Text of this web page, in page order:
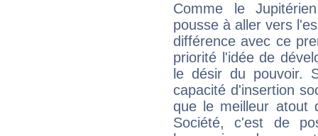
Comme le
pousse à aller vers
différence avec ce
priorité l'idée de
le désir du pouvoir.
capacité d'insertion
que le meilleur atout
Société, c'est de